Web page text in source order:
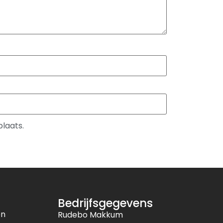
Bedrijfsgegevens
Rudebo Makkum